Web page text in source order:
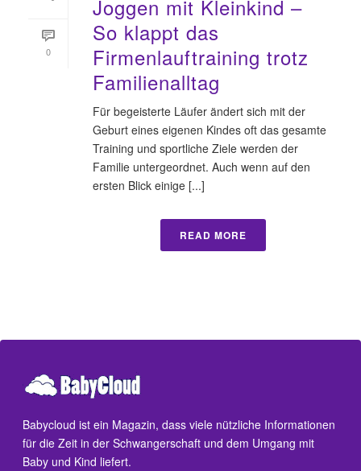
0
Joggen mit Kleinkind –
So klappt das
Firmenlauftraining trotz
Familienalltag
Für begeisterte Läufer ändert sich mit der
Geburt eines eigenen Kindes oft das gesamte
Training und sportliche Ziele werden der
Familie untergeordnet. Auch wenn auf den
ersten Blick einige [...]
READ MORE
Babycloud ist ein Magazin, dass viele nützliche Informationen
für die Zeit in der Schwangerschaft und dem Umgang mit
Baby und Kind liefert.